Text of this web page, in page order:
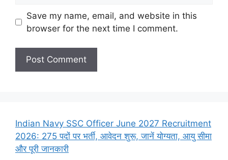
Save my name, email, and website in this
browser for the next time I comment.
Indian Navy SSC Officer June 2027 Recruitment
2026: 275 पदों पर भर्ती, आवेदन शुरू, जानें योग्यता, आयु सीमा
और पूरी जानकारी